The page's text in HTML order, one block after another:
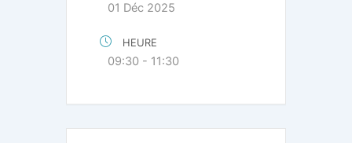
01 Déc 2025
HEURE
09:30 - 11:30